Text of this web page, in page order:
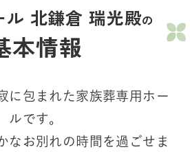
ル 北鎌倉 瑞光殿の
本情報
に包まれた家族葬専用ホー
ルです。
なお別れの時間を過ごせま